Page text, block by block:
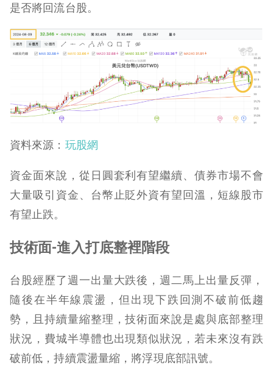
是否將回流台股。
資料來源： 玩股網
資金面來說，從日圓套利有望繼續、債券市場不會
大量吸引資金、台幣止貶外資有望回溫，短線股市
有望止跌。
技術面-進入打底整裡階段
台股經歷了週一出量大跌後，週二馬上出量反彈，
隨後在半年線震盪，但出現下跌回測不破前低趨
勢，且持續量縮整理，技術面來說是處與底部整理
狀況，費城半導體也出現類似狀況，若未來沒有跌
破前低，持續震盪量縮，將浮現底部訊號。